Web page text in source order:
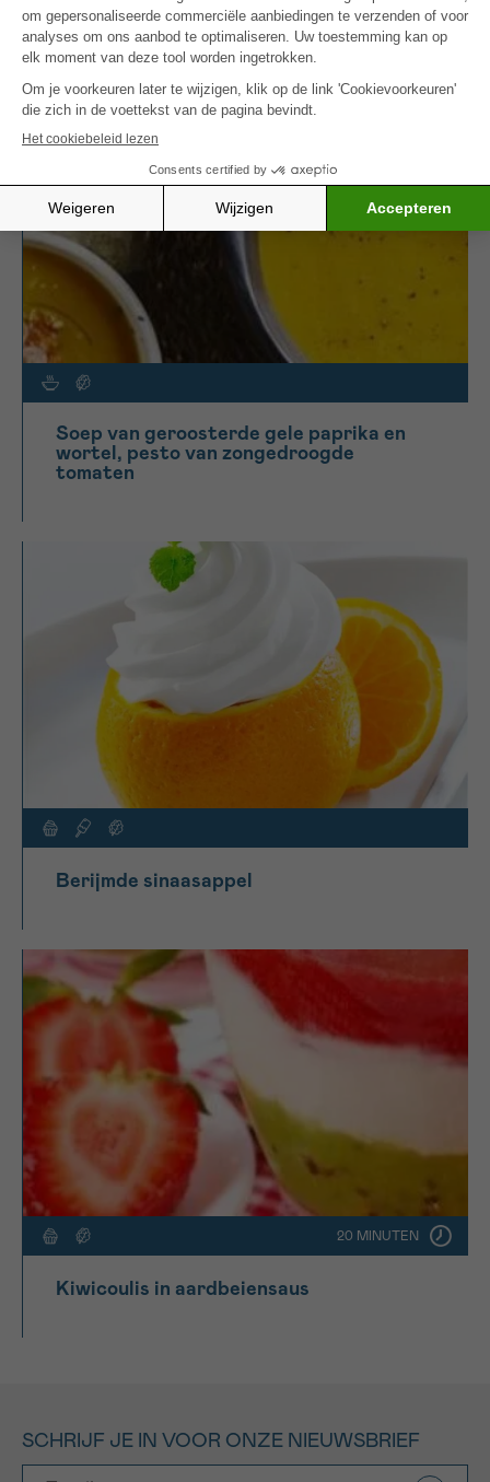
goed op gang helpt.
MEER INSPIRATIE
Soep van geroosterde gele paprika en
wortel, pesto van zongedroogde
tomaten
Berijmde sinaasappel
20 MINUTEN
Kiwicoulis in aardbeiensaus
SCHRIJF JE IN VOOR ONZE NIEUWSBRIEF